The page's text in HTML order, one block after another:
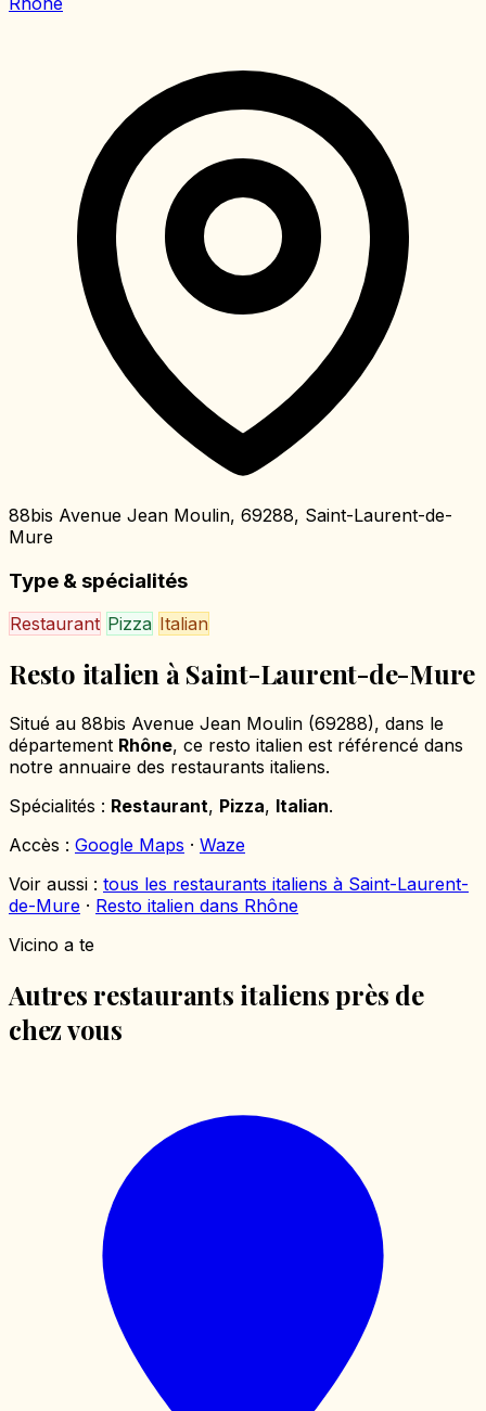
88bis Avenue Jean Moulin, 69288, Saint-Laurent-de-
Mure
Type & spécialités
Restaurant Pizza Italian
Resto italien à Saint-Laurent-de-Mure
Situé au 88bis Avenue Jean Moulin (69288), dans le
département Rhône, ce resto italien est référencé dans
notre annuaire des restaurants italiens.
Spécialités : Restaurant, Pizza, Italian.
Accès : Google Maps · Waze
Voir aussi : tous les restaurants italiens à Saint-Laurent-
de-Mure · Resto italien dans Rhône
Vicino a te
Autres restaurants italiens près de
chez vous